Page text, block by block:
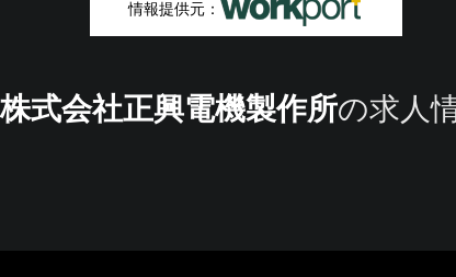
情報提供元：
株式会社正興電機製作所の求人